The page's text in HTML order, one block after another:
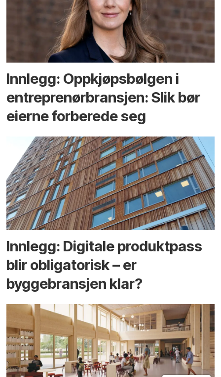
Innlegg: Oppkjøps­bølgen i
entreprenør­bransjen: Slik bør
eierne forberede seg
Innlegg: Digitale produktpass
blir obligatorisk – er
byggebransjen klar?